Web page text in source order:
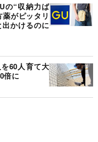
の“収納力ば
がピッタリ
かけるのに
60人育て大
倍に